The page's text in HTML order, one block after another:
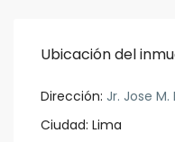
Ubicación del
Dirección: Jr. Jose
Ciudad: Lima